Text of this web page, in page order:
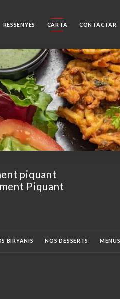
RESSENYES CARTA CONTACTAR
piquant
Piquant
BIRYANIS NOS DESSERTS MENUS